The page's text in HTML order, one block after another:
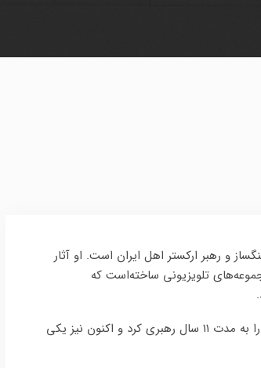
۱۳۱۶) موسیقی‌دان، آهنگساز و رهبر ارکستر اهل ایران است. او آثار
تلویزیونی ساخته‌است که
او ارکستر ملی ایران را در سال ۱۳۷۷ بنیان‌گذاری و آن را به مدت ۱۱ سال رهبری کرد و اکنون نیز یکی